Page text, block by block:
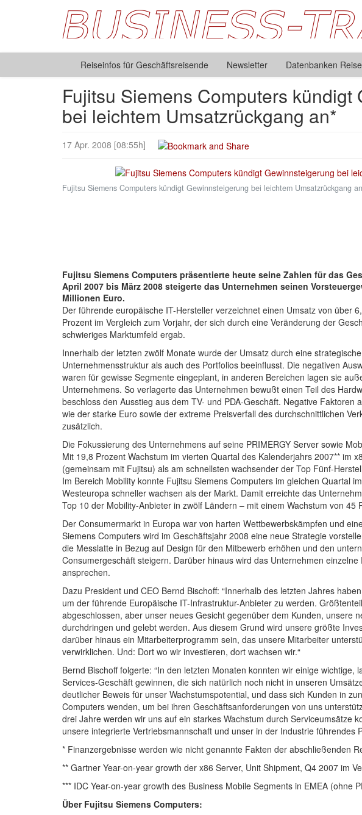
Reiseinfos für Geschäftsreisende Newsletter Datenbanken
Fujitsu Siemens Computers kündigt
bei leichtem Umsatzrückgang an*
17 Apr. 2008 [08:55h]
Fujitsu Siemens Computers kündigt Gewinnsteigerung bei leichtem Umsatzrückgang
Fujitsu Siemens Computers präsentierte heute seine Zahlen für das
April 2007 bis März 2008 steigerte das Unternehmen seinen
Millionen Euro.
Der führende europäische IT-Hersteller verzeichnet einen Umsatz von über
Prozent im Vergleich zum Vorjahr, der sich durch eine Veränderung der
schwieriges Marktumfeld ergab.
Innerhalb der letzten zwölf Monate wurde der Umsatz durch eine
Unternehmensstruktur als auch des Portfolios beeinflusst. Die negativen
waren für gewisse Segmente eingeplant, in anderen Bereichen lagen sie
Unternehmens. So verlagerte das Unternehmen bewußt einen Teil des
beschloss den Ausstieg aus dem TV- und PDA-Geschäft. Negative Faktoren
wie der starke Euro sowie der extreme Preisverfall des durchschnittlichen
zusätzlich.
Die Fokussierung des Unternehmens auf seine PRIMERGY Server sowie
Mit 19,8 Prozent Wachstum im vierten Quartal des Kalenderjahrs 2007** im
(gemeinsam mit Fujitsu) als am schnellsten wachsender der Top Fünf-
Im Bereich Mobility konnte Fujitsu Siemens Computers im gleichen Quartal
Westeuropa schneller wachsen als der Markt. Damit erreichte das
Top 10 der Mobility-Anbieter in zwölf Ländern – mit einem Wachstum von 45
Der Consumermarkt in Europa war von harten Wettbewerbskämpfen und
Siemens Computers wird im Geschäftsjahr 2008 eine neue Strategie
die Messlatte in Bezug auf Design für den Mitbewerb erhöhen und den
Consumergeschäft steigern. Darüber hinaus wird das Unternehmen
ansprechen.
Dazu President und CEO Bernd Bischoff: “Innerhalb des letzten Jahres
um der führende Europäische IT-Infrastruktur-Anbieter zu werden.
abgeschlossen, aber unser neues Gesicht gegenüber dem Kunden, unsere
durchdringen und gelebt werden. Aus diesem Grund wird unsere größte
darüber hinaus ein Mitarbeiterprogramm sein, das unsere Mitarbeiter
verwirklichen. Und: Dort wo wir investieren, dort wachsen wir.“
Bernd Bischoff folgerte: “In den letzten Monaten konnten wir einige wichtige,
Services-Geschäft gewinnen, die sich natürlich noch nicht in unseren
deutlicher Beweis für unser Wachstumspotential, und dass sich Kunden in
Computers wenden, um bei ihren Geschäftsanforderungen von uns
drei Jahre werden wir uns auf ein starkes Wachstum durch Serviceumsätze
unsere integrierte Vertriebsmannschaft und unser in der Industrie führendes
* Finanzergebnisse werden wie nicht genannte Fakten der abschließenden
** Gartner Year-on-year growth der x86 Server, Unit Shipment, Q4 2007 im
*** IDC Year-on-year growth des Business Mobile Segments in EMEA (ohne
Über Fujitsu Siemens Computers: